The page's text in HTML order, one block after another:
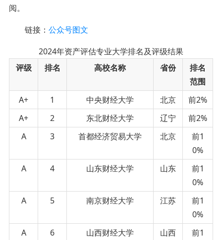
阅。
链接： 公众号图文
2024年资产评估专业大学排名及评级结果
评级
排名 高校名称 省份
排名
范围
A+
1 中央财经大学 北京
前2%
A+
2 东北财经大学 辽宁
前2%
A
3 首都经济贸易大学 北京
前1
0%
A
4 山东财经大学 山东
前1
0%
A
5 南京财经大学 江苏
前1
0%
A
6 山西财经大学 山西
前1